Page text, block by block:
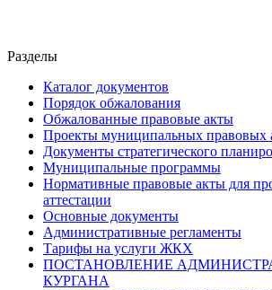
Разделы
Каталог документов
Порядок обжалования
Обжалованные правовые акты
Проекты муниципальных правовых
Документы стратегического
Муниципальные программы
Нормативные правовые акты для
аттестации
Основные документы
Административные регламенты
Тарифы на услуги ЖКХ
ПОСТАНОВЛЕНИЕ
КУРГАНА